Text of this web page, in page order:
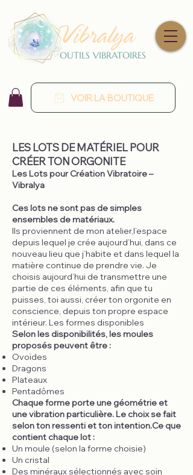
VOIR LA BOUTIQUE
Vibralya
OUTILS VIBRATOIRES
LES LOTS DE MATÉRIEL POUR
CRÉER TON ORGONITE
Les Lots pour Création Vibratoire –
Vibralya
Ces lots ne sont pas de simples
ensembles de matériaux.
Ils proviennent de mon atelier,l’espace
depuis lequel je crée aujourd’hui, dans ce
nouveau lieu que j’habite et dans lequel la
matière continue de prendre vie. Je
choisis aujourd’hui de transmettre une
partie de ces éléments, afin que tu
puisses, toi aussi, créer ton orgonite en
conscience, depuis ton propre espace
intérieur. Les formes disponibles
Selon les disponibilités, les moules
proposés peuvent être :
Ovoïdes
Dragons
Plateaux
Pentadômes
Chaque forme porte une géométrie et
une vibration particulière. Le choix se fait
selon ton ressenti et ton intention.Ce que
contient chaque lot :
Un moule (selon la forme choisie)
Un cristal
Des minéraux sélectionnés avec soin